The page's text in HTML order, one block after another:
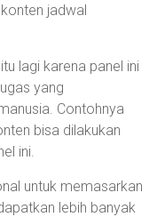
jadwal
lagi karena panel ini
yang
Contohnya
bisa dilakukan
ini.
untuk memasarkan
lebih banyak